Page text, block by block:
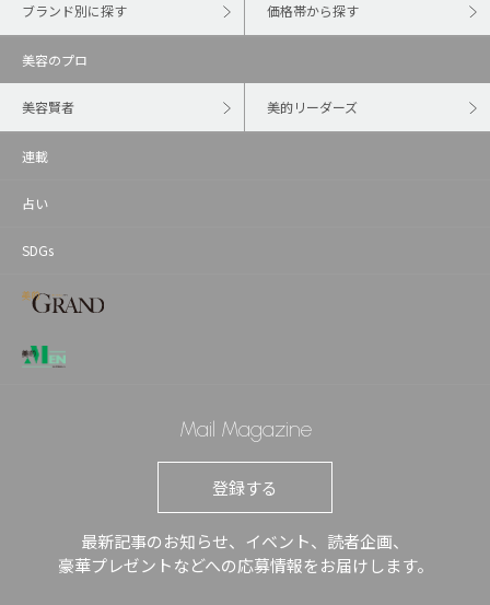
ブランド別に探す 価格帯から探す
美容のプロ
美容賢者 美的リーダーズ
連載
占い
SDGs
Mail Magazine
登録する
最新記事のお知らせ、イベント、読者企画、
豪華プレゼントなどへの応募情報をお届けします。